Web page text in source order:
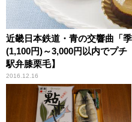
近畿日本鉄道・青の交響曲「
(1,100円)～3,000円以内でプ
駅弁膝栗毛】
2016.12.16